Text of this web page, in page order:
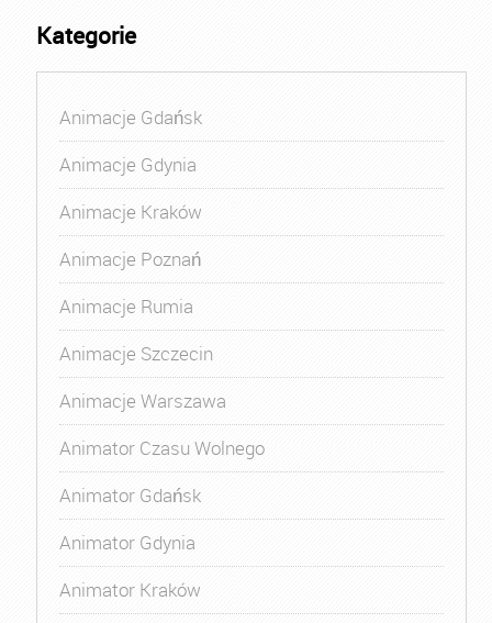
Kategorie
Animacje Gdańsk
Animacje Gdynia
Animacje Kraków
Animacje Poznań
Animacje Rumia
Animacje Szczecin
Animacje Warszawa
Animator Czasu Wolnego
Animator Gdańsk
Animator Gdynia
Animator Kraków